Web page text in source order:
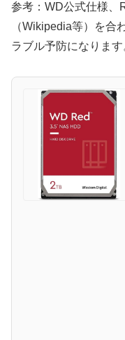
参考：WD公式仕様、
（Wikipedia等）を合
ラブル予防になります